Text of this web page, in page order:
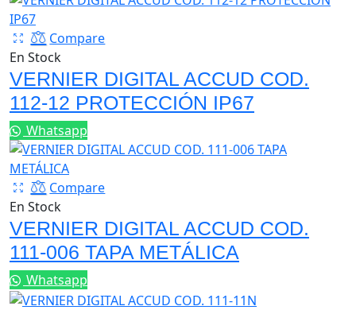
Compare
En Stock
VERNIER DIGITAL ACCUD COD.
112-12 PROTECCIÓN IP67
Whatsapp
Compare
En Stock
VERNIER DIGITAL ACCUD COD.
111-006 TAPA METÁLICA
Whatsapp